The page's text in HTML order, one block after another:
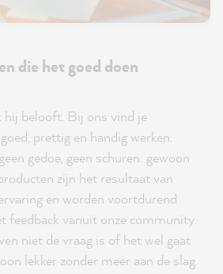
die het goed doen
hij belooft. Bij ons vind je
prettig en handig werken.
gedoe, geen schuren: gewoon
zijn het resultaat van
en worden voortdurend
feedback vanuit onze community.
niet de vraag is of het wel gaat
lekker zonder meer aan de slag.